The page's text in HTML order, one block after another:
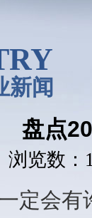
新闻
盘点
浏览数：
定会有